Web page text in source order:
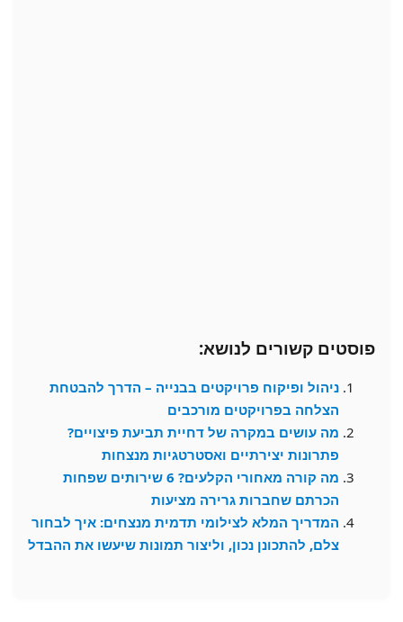
פוסטים קשורים לנושא:
ניהול ופיקוח פרויקטים בבנייה – הדרך להבטחת
הצלחה בפרויקטים מורכבים
מה עושים במקרה של דחיית תביעת פיצויים?
פתרונות יצירתיים ואסטרטגיות מנצחות
מה קורה מאחורי הקלעים? 6 שירותים שפחות
הכרתם שחברות גרירה מציעות
המדריך המלא לצילומי תדמית מנצחים: איך לבחור
צלם, להתכונן נכון, וליצור תמונות שיעשו את ההבדל